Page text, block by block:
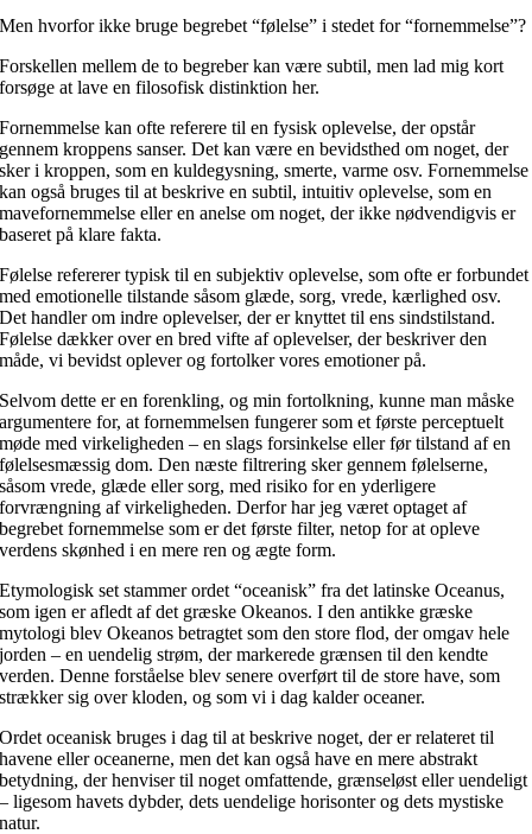
Men hvorfor ikke bruge begrebet “følelse” i stedet for “fornemmelse”?
Forskellen mellem de to begreber kan være subtil, men lad mig kort
forsøge at lave en filosofisk distinktion her.
Fornemmelse kan ofte referere til en fysisk oplevelse, der opstår
gennem kroppens sanser. Det kan være en bevidsthed om noget, der
sker i kroppen, som en kuldegysning, smerte, varme osv. Fornemmelse
kan også bruges til at beskrive en subtil, intuitiv oplevelse, som en
mavefornemmelse eller en anelse om noget, der ikke nødvendigvis er
baseret på klare fakta.
Følelse refererer typisk til en subjektiv oplevelse, som ofte er forbundet
med emotionelle tilstande såsom glæde, sorg, vrede, kærlighed osv.
Det handler om indre oplevelser, der er knyttet til ens sindstilstand.
Følelse dækker over en bred vifte af oplevelser, der beskriver den
måde, vi bevidst oplever og fortolker vores emotioner på.
Selvom dette er en forenkling, og min fortolkning, kunne man måske
argumentere for, at fornemmelsen fungerer som et første perceptuelt
møde med virkeligheden – en slags forsinkelse eller før tilstand af en
følelsesmæssig dom. Den næste filtrering sker gennem følelserne,
såsom vrede, glæde eller sorg, med risiko for en yderligere
forvrængning af virkeligheden. Derfor har jeg været optaget af
begrebet fornemmelse som er det første filter, netop for at opleve
verdens skønhed i en mere ren og ægte form.
Etymologisk set stammer ordet “oceanisk” fra det latinske Oceanus,
som igen er afledt af det græske Okeanos. I den antikke græske
mytologi blev Okeanos betragtet som den store flod, der omgav hele
jorden – en uendelig strøm, der markerede grænsen til den kendte
verden. Denne forståelse blev senere overført til de store have, som
strækker sig over kloden, og som vi i dag kalder oceaner.
Ordet oceanisk bruges i dag til at beskrive noget, der er relateret til
havene eller oceanerne, men det kan også have en mere abstrakt
betydning, der henviser til noget omfattende, grænseløst eller uendeligt
– ligesom havets dybder, dets uendelige horisonter og dets mystiske
natur.